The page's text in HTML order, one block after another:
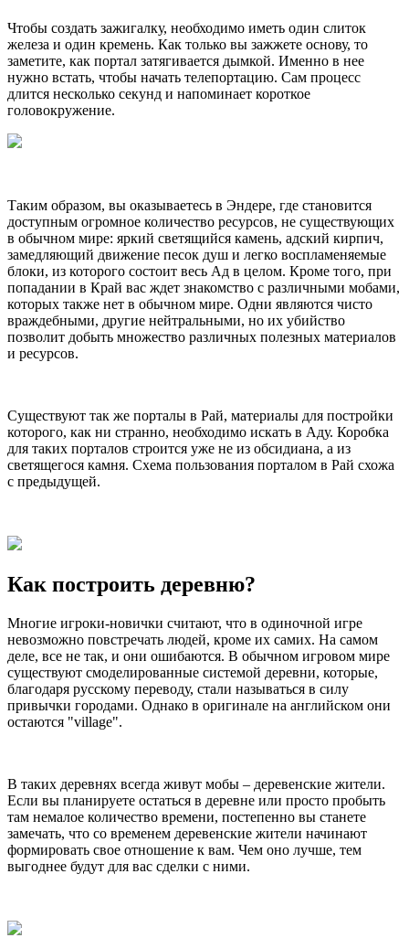
Чтобы создать зажигалку, необходимо иметь один слиток
железа и один кремень. Как только вы зажжете основу, то
заметите, как портал затягивается дымкой. Именно в нее
нужно встать, чтобы начать телепортацию. Сам процесс
длится несколько секунд и напоминает короткое
головокружение.
Таким образом, вы оказываетесь в Эндере, где становится
доступным огромное количество ресурсов, не существующих
в обычном мире: яркий светящийся камень, адский кирпич,
замедляющий движение песок душ и легко воспламеняемые
блоки, из которого состоит весь Ад в целом. Кроме того, при
попадании в Край вас ждет знакомство с различными мобами,
которых также нет в обычном мире. Одни являются чисто
враждебными, другие нейтральными, но их убийство
позволит добыть множество различных полезных материалов
и ресурсов.
Существуют так же порталы в Рай, материалы для постройки
которого, как ни странно, необходимо искать в Аду. Коробка
для таких порталов строится уже не из обсидиана, а из
светящегося камня. Схема пользования порталом в Рай схожа
с предыдущей.
Как построить деревню?
Многие игроки-новички считают, что в одиночной игре
невозможно повстречать людей, кроме их самих. На самом
деле, все не так, и они ошибаются. В обычном игровом мире
существуют смоделированные системой деревни, которые,
благодаря русскому переводу, стали называться в силу
привычки городами. Однако в оригинале на английском они
остаются "village".
В таких деревнях всегда живут мобы – деревенские жители.
Если вы планируете остаться в деревне или просто пробыть
там немалое количество времени, постепенно вы станете
замечать, что со временем деревенские жители начинают
формировать свое отношение к вам. Чем оно лучше, тем
выгоднее будут для вас сделки с ними.